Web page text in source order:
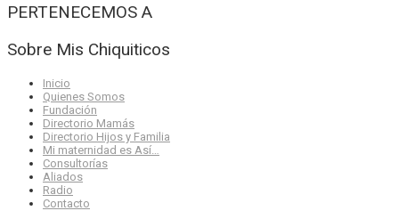
PERTENECEMOS A
Sobre Mis Chiquiticos
Inicio
Quienes Somos
Fundación
Directorio Mamás
Directorio Hijos y Familia
Mi maternidad es Así…
Consultorías
Aliados
Radio
Contacto